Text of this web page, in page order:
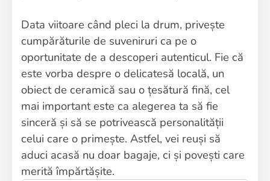
Data viitoare când pleci la drum, privește
cumpărăturile de suveniruri ca pe o
oportunitate de a descoperi autenticul. Fie că
este vorba despre o delicatesă locală, un
obiect de ceramică sau o țesătură fină, cel
mai important este ca alegerea ta să fie
sinceră și să se potrivească personalității
celui care o primește. Astfel, vei reuși să
aduci acasă nu doar bagaje, ci și povești care
merită împărtășite.